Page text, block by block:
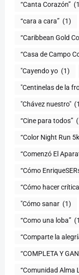
“Canta Corazón”
“cara a cara” (1)
“Casa de Campo
"Cayendo yo (1)
"Centinelas de la
"Chávez nuestro"
“Cine para todos”
“Color Night Run
“Comenzó El
“Cómo
"Cómo sanar (1)
“Como una loba”
“Comparte la
“COMPLETA Y
“Comunidad Alma